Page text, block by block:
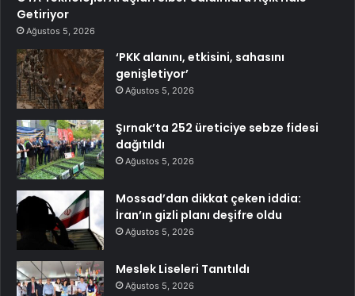
Getiriyor
Ağustos 5, 2026
‘PKK alanını, etkisini, sahasını
genişletiyor’
Ağustos 5, 2026
Şırnak’ta 252 üreticiye sebze fidesi
dağıtıldı
Ağustos 5, 2026
Mossad’dan dikkat çeken iddia:
İran’ın gizli planı deşifre oldu
Ağustos 5, 2026
Meslek Liseleri Tanıtıldı
Ağustos 5, 2026